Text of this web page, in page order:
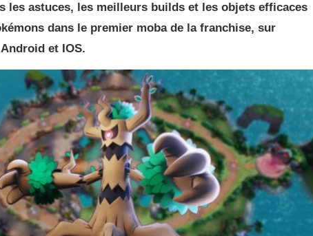
les astuces, les meilleurs builds et les objets efficaces
dans le premier moba de la franchise, sur
et IOS.